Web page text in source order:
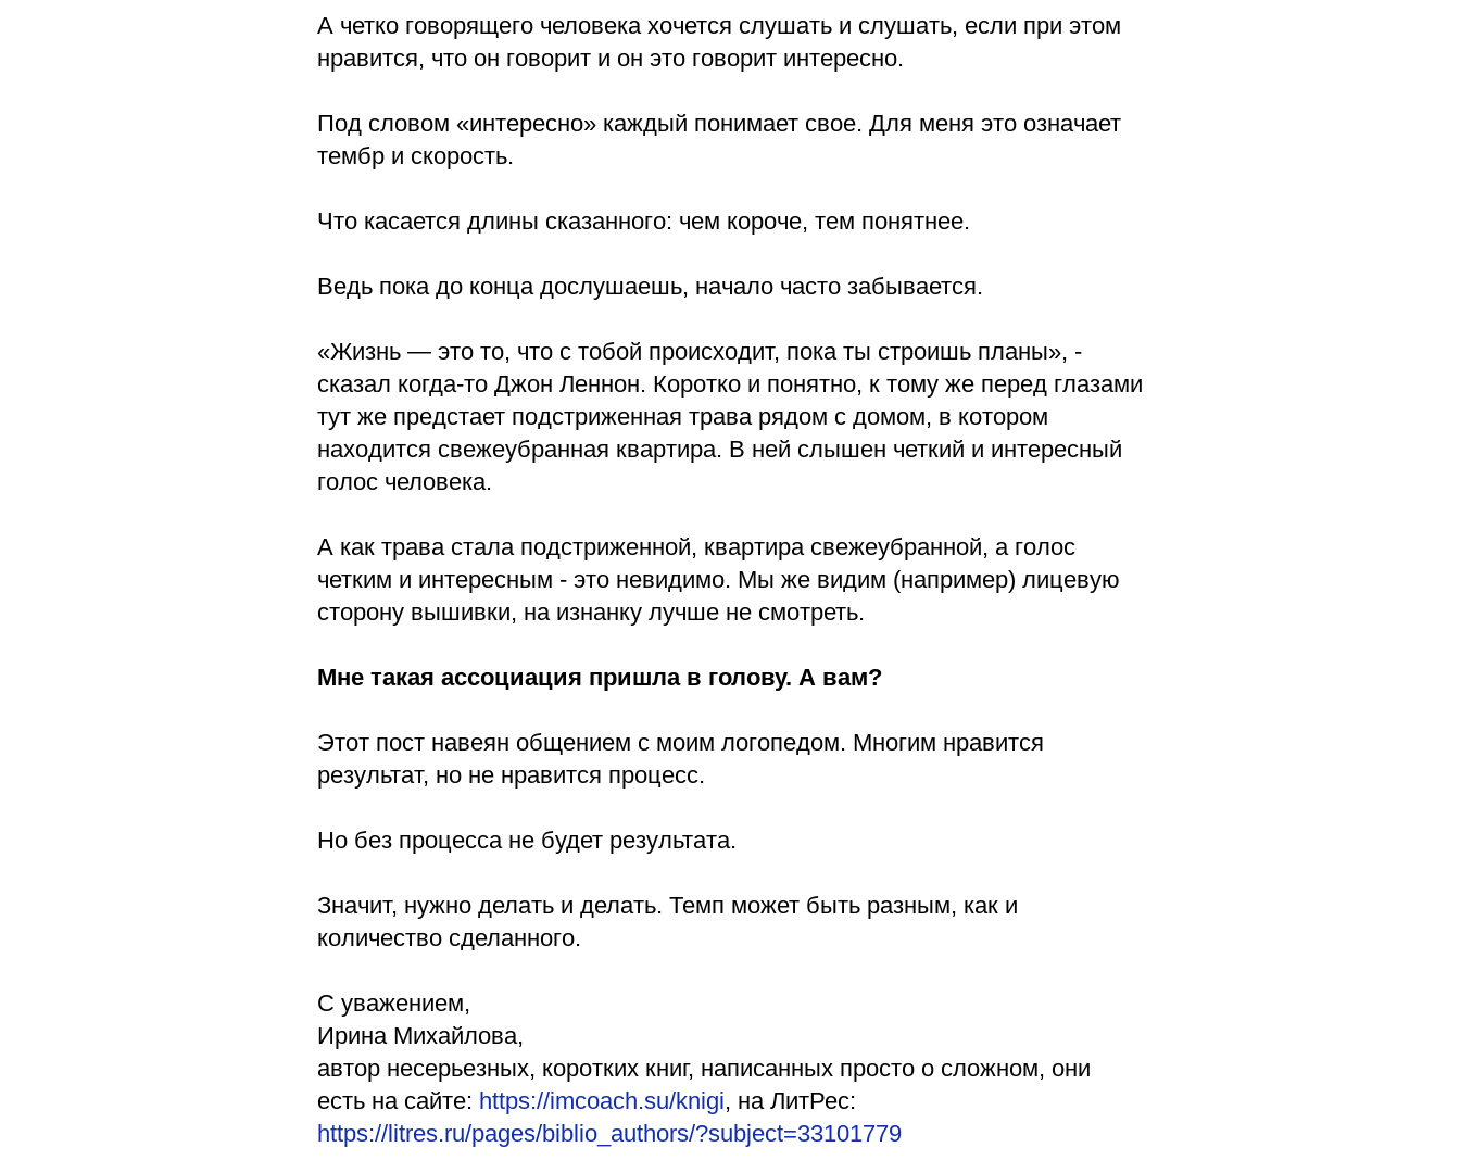
А четко говорящего человека хочется слушать и слушать, если при этом
нравится, что он говорит и он это говорит интересно.
Под словом «интересно» каждый понимает свое. Для меня это означает
тембр и скорость.
Что касается длины сказанного: чем короче, тем понятнее.
Ведь пока до конца дослушаешь, начало часто забывается.
«Жизнь — это то, что с тобой происходит, пока ты строишь планы», -
сказал когда-то Джон Леннон. Коротко и понятно, к тому же перед глазами
тут же предстает подстриженная трава рядом с домом, в котором
находится свежеубранная квартира. В ней слышен четкий и интересный
голос человека.
А как трава стала подстриженной, квартира свежеубранной, а голос
четким и интересным - это невидимо. Мы же видим (например) лицевую
сторону вышивки, на изнанку лучше не смотреть.
Мне такая ассоциация пришла в голову. А вам?
Этот пост навеян общением с моим логопедом. Многим нравится
результат, но не нравится процесс.
Но без процесса не будет результата.
Значит, нужно делать и делать. Темп может быть разным, как и
количество сделанного.
С уважением,
Ирина Михайлова,
автор несерьезных, коротких книг, написанных просто о сложном, они
есть на сайте: https://imcoach.su/knigi, на ЛитРес:
https://litres.ru/pages/biblio_authors/?subject=33101779